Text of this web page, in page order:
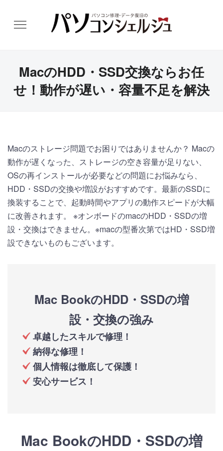
MacのHDD・SSD交換ならお任
せ！動作が遅い・容量不足を解決
Macのストレージ問題でお困りではありませんか？ Macの
動作が遅くなった、ストレージの空き容量が足りない、
OSの再インストールが必要などの問題にお悩みなら、
HDD・SSDの交換や増設がおすすめです。最新のSSDに
換装することで、起動時間やアプリの動作スピードが大幅
に改善されます。 ※オンボードのmacのHDD・SSDの増
設・交換はできません。※macの型番次第ではHD・SSD増
設できないものもございます。
Mac BookのHDD・SSDの増
設・交換の強み
卓越したスキルで修理！
納得な修理！
個人情報は徹底して保護！
安心サービス！
Mac BookのHDD・SSDの増